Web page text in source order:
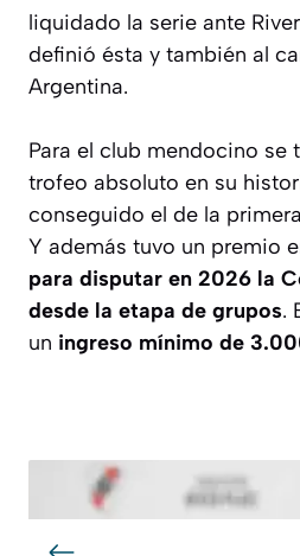
liquidado la serie ante
definió ésta y también al
Argentina.
Para el club mendocino se
trofeo absoluto en su
conseguido el de la
Y además tuvo un premio
para disputar en 2026 la
desde la etapa de grupos.
un ingreso mínimo de